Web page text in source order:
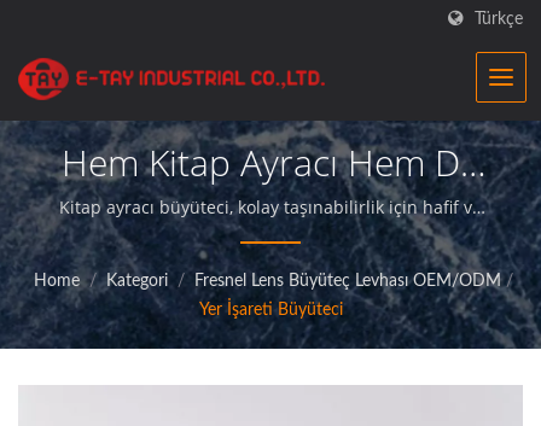
Türkçe
Hem Kitap Ayracı Hem De
Büyüteç Bir
Arada.İşletmeler Için
Hassas Optik Büyüteçler
|E-Tay
Kitap ayracı büyüteci, kolay taşınabilirlik için hafif ve
günlük kullanım için yeterince dayanıklıdır.|E-
TayBüyüteç fabrikası, üstün kaliteli büyüteç ürünleri
sunan ve müşterilerine mükemmel hizmet sağlayan
profesyonel bir üreticidir.
Home / Kategori / Fresnel Lens Büyüteç Levhası OEM/ODM /
Yer İşareti Büyüteci